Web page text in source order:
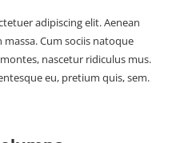
adipiscing elit. Aenean
Cum sociis natoque
nascetur ridiculus mus.
eu, pretium quis, sem.